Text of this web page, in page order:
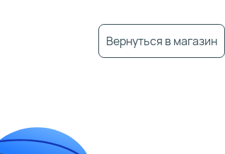
Вернуться в магазин